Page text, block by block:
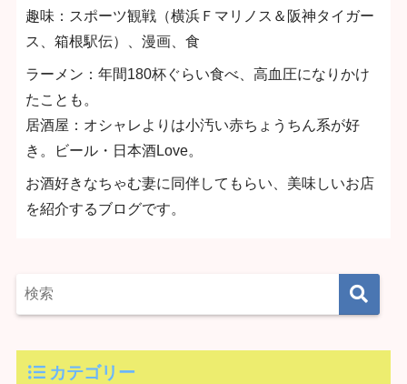
趣味：スポーツ観戦（横浜Ｆマリノス＆阪神タイガー
ス、箱根駅伝）、漫画、食
ラーメン：年間180杯ぐらい食べ、高血圧になりかけ
たことも。
居酒屋：オシャレよりは小汚い赤ちょうちん系が好
き。ビール・日本酒Love。
お酒好きなちゃむ妻に同伴してもらい、美味しいお店
を紹介するブログです。
カテゴリー